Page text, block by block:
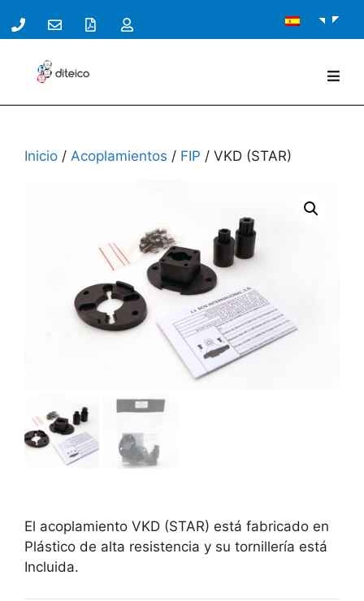
Inicio / Acoplamientos / FIP / VKD (STAR)
El acoplamiento VKD (STAR) está fabricado en
Plástico de alta resistencia y su tornillería está
Incluida.